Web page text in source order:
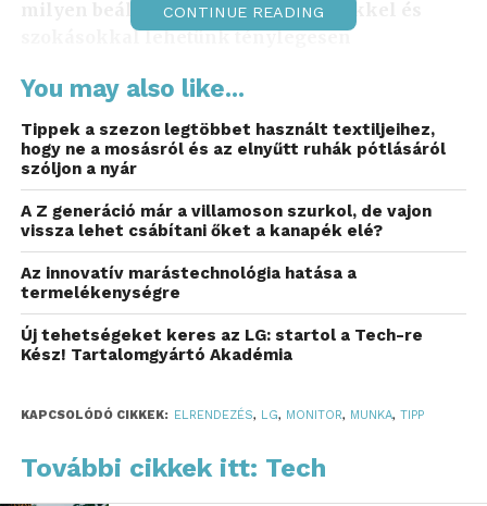
milyen beállításokkal, elrendezésekkel és
szokásokkal lehetünk ténylegesen
lehet az egész napos munkavégzés, sokan azonban
a megvásárolt kijelzőt egyszerűen elhelyezik az
asztalon, és a laptop képernyőjének kiterjesztésére
használják. Holott ennél sokkal több területen
segíthetnek minket a monitorjaink.
CONTINUE READING
You may also like...
Tippek a szezon legtöbbet használt textiljeihez,
hogy ne a mosásról és az elnyűtt ruhák pótlásáról
szóljon a nyár
A Z generáció már a villamoson szurkol, de vajon
vissza lehet csábítani őket a kanapék elé?
Az innovatív marástechnológia hatása a
termelékenységre
Új tehetségeket keres az LG: startol a Tech-re
Kész! Tartalomgyártó Akadémia
KAPCSOLÓDÓ CIKKEK: ELRENDEZÉS, LG, MONITOR, MUNKA, TIPP
További cikkek itt: Tech